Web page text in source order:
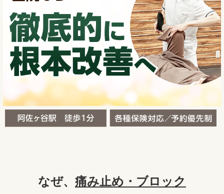
なぜ、 痛み止め・ブロック